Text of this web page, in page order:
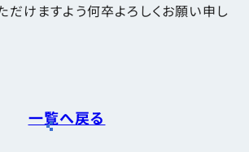
だけますよう何卒よろしくお願い申し
一覧へ戻る